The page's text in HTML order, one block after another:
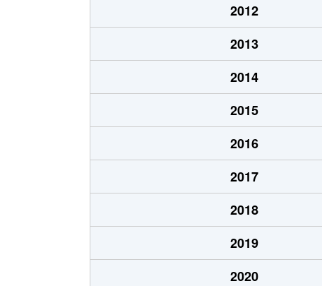
2012
2013
2014
2015
2016
2017
2018
2019
2020